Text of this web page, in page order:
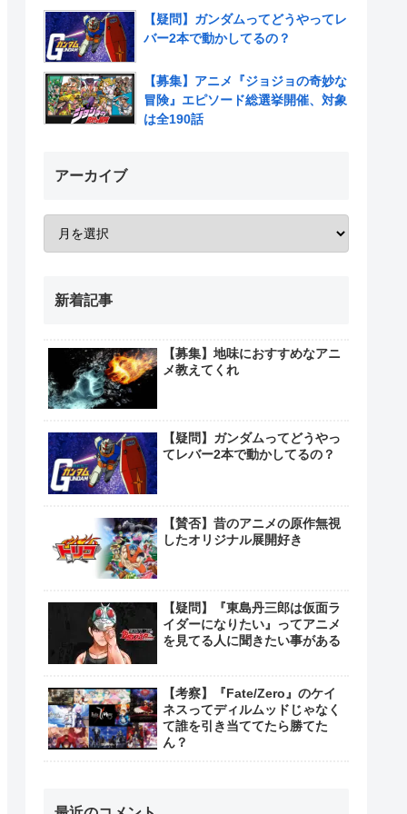
【疑問】ガンダムってどうやってレ
バー2本で動かしてるの？
【募集】アニメ『ジョジョの奇妙な
冒険』エピソード総選挙開催、対象
は全190話
アーカイブ
新着記事
【募集】地味におすすめなアニ
メ教えてくれ
【疑問】ガンダムってどうやっ
てレバー2本で動かしてるの？
【賛否】昔のアニメの原作無視
したオリジナル展開好き
【疑問】『東島丹三郎は仮面ラ
イダーになりたい』ってアニメ
を見てる人に聞きたい事がある
【考察】『Fate/Zero』のケイ
ネスってディルムッドじゃなく
て誰を引き当ててたら勝てた
ん？